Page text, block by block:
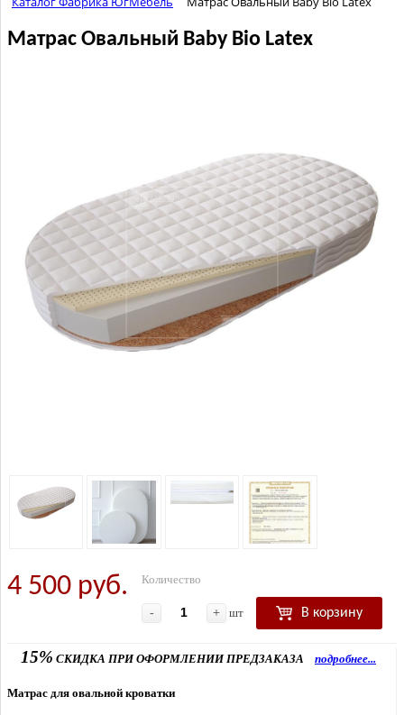
Матрас Овальный Baby Bio Latex
4 500 руб. Количество
- + шт В корзину
15% СКИДКА ПРИ ОФОРМЛЕНИИ ПРЕДЗАКАЗА подробнее...
Матрас для овальной кроватки